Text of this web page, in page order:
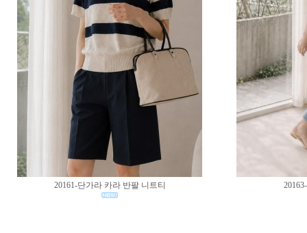
20161-단가라 카라 반팔 니트티